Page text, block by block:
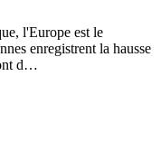
l'Europe est le
enregistrent la hausse
d…